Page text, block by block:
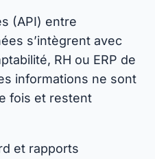
(API) entre
s’intègrent avec
RH ou ERP de
informations ne sont
fois et restent
et rapports